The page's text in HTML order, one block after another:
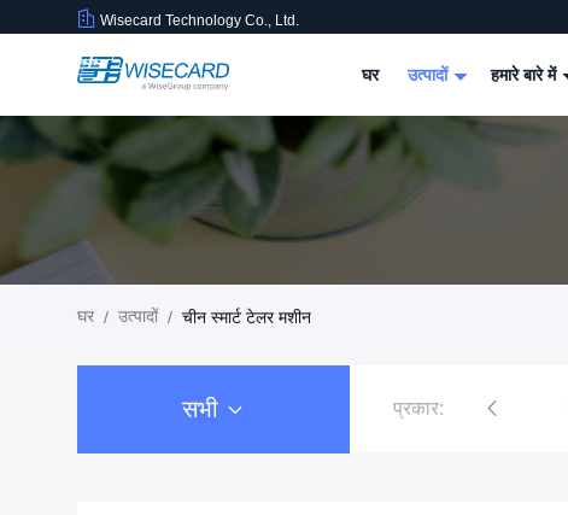
Wisecard Technology Co., Ltd.
घर उत्पादों हमारे बारे में
घर / उत्पादों / चीन स्मार्ट टेलर मशीन
सभी प्रकार:स्मार्ट कार्ड समाधान